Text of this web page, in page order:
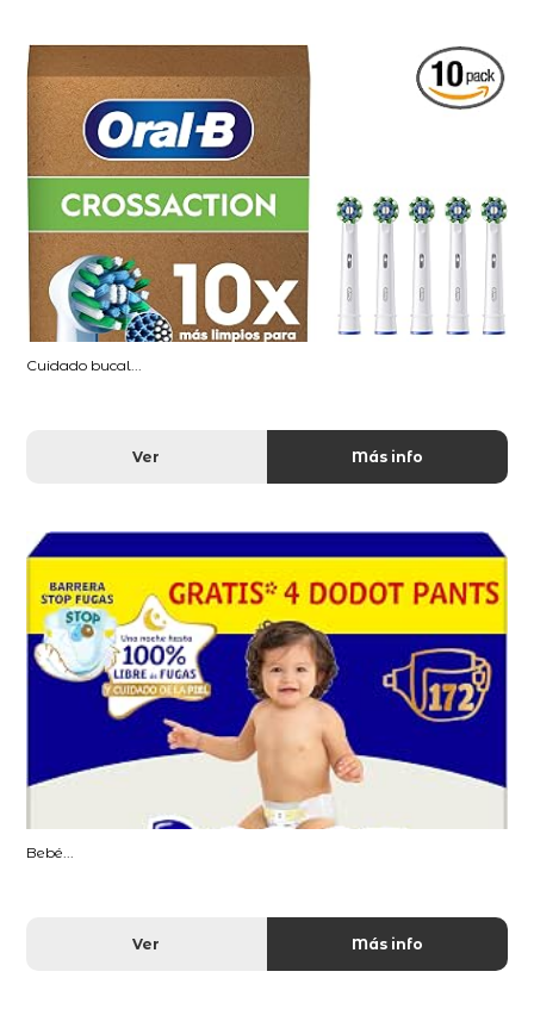
Cuidado bucal...
Ver Más info
Bebé...
Ver Más info